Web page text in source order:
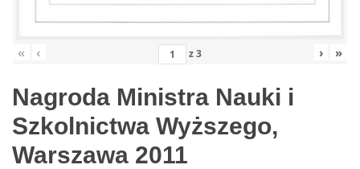
« ‹ z3 › »
Nagroda Ministra Nauki i
Szkolnictwa Wyższego,
Warszawa 2011